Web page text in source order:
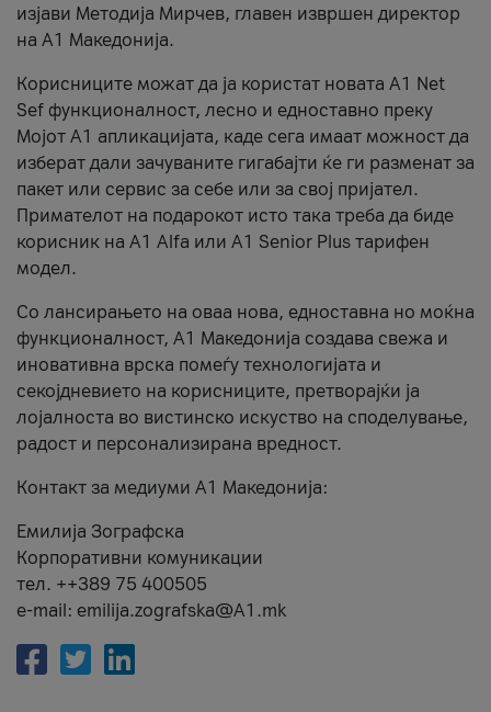
изјави Методија Мирчев, главен извршен директор
на А1 Македонија.
Корисниците можат да ја користат новата А1 Net
Sef функционалност, лесно и едноставно преку
Мојот А1 апликацијата, каде сега имаат можност да
изберат дали зачуваните гигабајти ќе ги разменат за
пакет или сервис за себе или за свој пријател.
Примателот на подарокот исто така треба да биде
корисник на А1 Alfa или A1 Senior Plus тарифен
модел.
Со лансирањето на оваа нова, едноставна но моќна
функционалност, А1 Македонија создава свежа и
иновативна врска помеѓу технологијата и
секојдневието на корисниците, претворајќи ја
лојалноста во вистинско искуство на споделување,
радост и персонализирана вредност.
Контакт за медиуми А1 Македонија:
Емилија Зографска
Корпоративни комуникации
тел. ++389 75 400505
e-mail: emilija.zografska@A1.mk